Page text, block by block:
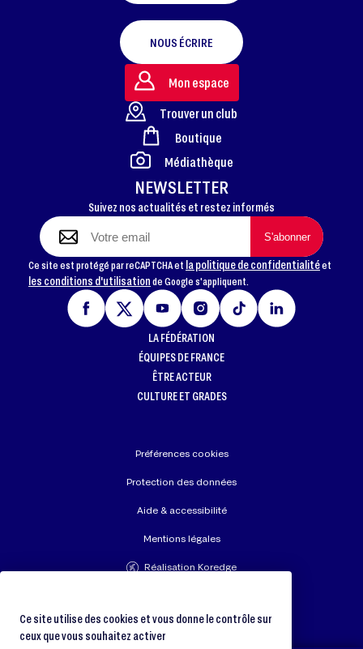
FOOTER
NOUS ÉCRIRE
NEWSLETTER
Suivez nos actualités et restez informés
Ce site est protégé par reCAPTCHA et la politique de confidentialitéet
les conditions d'utilisationde Google s'appliquent.
Mon espace
Trouver un club
Boutique
Médiathèque
LA FÉDÉRATION
ÉQUIPES DE FRANCE
ÊTRE ACTEUR
CULTURE ET GRADES
Préférences cookies
Protection des données
Aide & accessibilité
Mentions légales
Réalisation Koredge
Ce site utilise des cookies et vous donne le contrôle sur
ceux que vous souhaitez activer